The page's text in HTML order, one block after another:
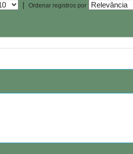
| Ordenar registros por